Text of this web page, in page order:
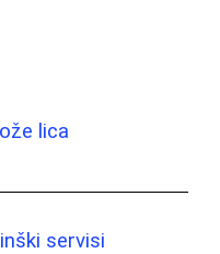
lica
servisi